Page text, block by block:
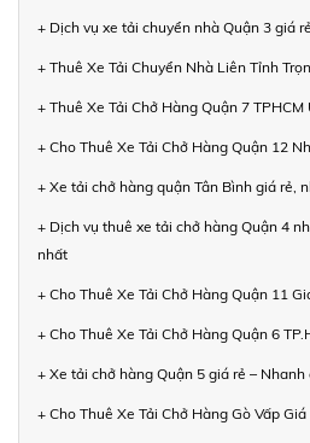
+ Dịch vụ xe tải chuyển nhà Quận 3 giá
+ Thuê Xe Tải Chuyển Nhà Liên Tỉnh
+ Thuê Xe Tải Chở Hàng Quận 7 TPHCM
+ Cho Thuê Xe Tải Chở Hàng Quận 12
+ Xe tải chở hàng quận Tân Bình giá rẻ,
+ Dịch vụ thuê xe tải chở hàng Quận 4
nhất
+ Cho Thuê Xe Tải Chở Hàng Quận 11
+ Cho Thuê Xe Tải Chở Hàng Quận 6
+ Xe tải chở hàng Quận 5 giá rẻ –
+ Cho Thuê Xe Tải Chở Hàng Gò Vấp